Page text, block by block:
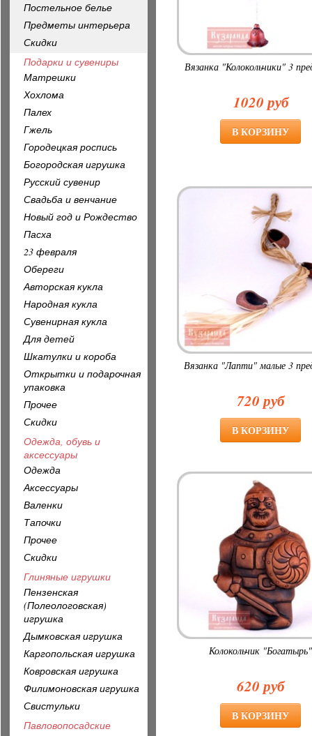
Вязанка "Колокольчики" 3
1020 руб
Вязанка "Лапти" малые 3
720 руб
Колокольчик "Богатырь"
620 руб
Постельное белье
Предметы интерьера
Скидки
Подарки и сувениры
Матрешки
Хохлома
Палех
Гжель
Городецкая роспись
Богородская игрушка
Русский сувенир
Свадьба и венчание
Новый год и Рождество
Пасха
23 февраля
Обереги
Авторская кукла
Народная кукла
Сувенирная кукла
Для детей
Шкатулки и короба
Открытки и подарочная
упаковка
Прочее
Скидки
Одежда, обувь и
аксессуары
Одежда
Аксессуары
Валенки
Тапочки
Прочее
Скидки
Глиняные игрушки
Пензенская
(Полеологовская)
игрушка
Дымковская игрушка
Каргопольская игрушка
Ковровская игрушка
Филимоновская игрушка
Свистульки
Павловопосадские